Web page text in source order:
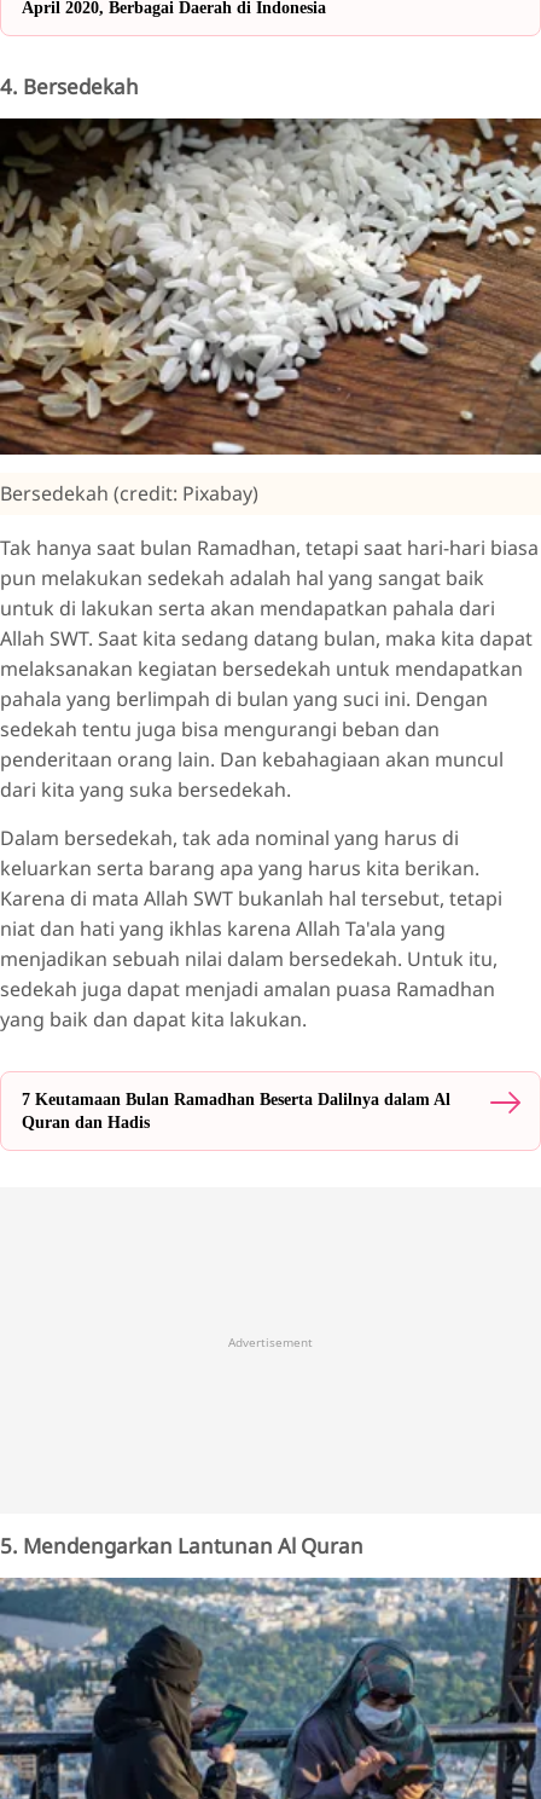
April 2020, Berbagai Daerah di Indonesia
4. Bersedekah
Bersedekah (credit: Pixabay)
Tak hanya saat bulan Ramadhan, tetapi saat hari-hari biasa
pun melakukan sedekah adalah hal yang sangat baik
untuk di lakukan serta akan mendapatkan pahala dari
Allah SWT. Saat kita sedang datang bulan, maka kita dapat
melaksanakan kegiatan bersedekah untuk mendapatkan
pahala yang berlimpah di bulan yang suci ini. Dengan
sedekah tentu juga bisa mengurangi beban dan
penderitaan orang lain. Dan kebahagiaan akan muncul
dari kita yang suka bersedekah.
Dalam bersedekah, tak ada nominal yang harus di
keluarkan serta barang apa yang harus kita berikan.
Karena di mata Allah SWT bukanlah hal tersebut, tetapi
niat dan hati yang ikhlas karena Allah Ta'ala yang
menjadikan sebuah nilai dalam bersedekah. Untuk itu,
sedekah juga dapat menjadi amalan puasa Ramadhan
yang baik dan dapat kita lakukan.
7 Keutamaan Bulan Ramadhan Beserta Dalilnya dalam Al
Quran dan Hadis
Advertisement
5. Mendengarkan Lantunan Al Quran